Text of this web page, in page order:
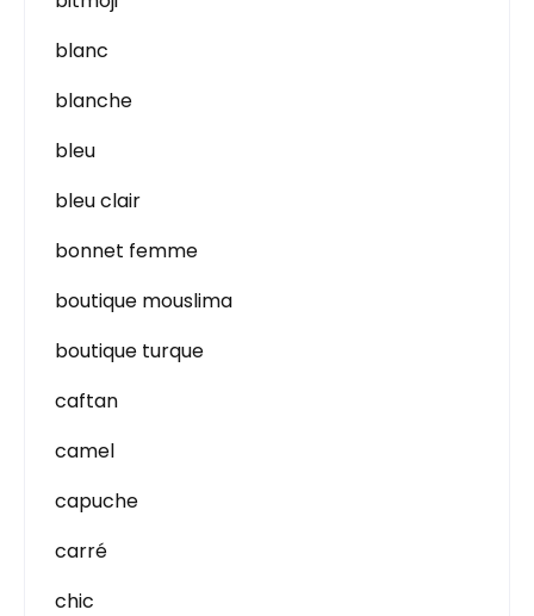
blanc
blanche
bleu
bleu clair
bonnet femme
boutique mouslima
boutique turque
caftan
camel
capuche
carré
chic